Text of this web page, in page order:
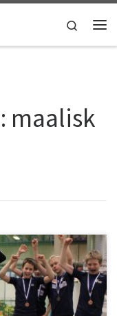
Search
maalisk
juoksemaan.
2020. 4 X 200